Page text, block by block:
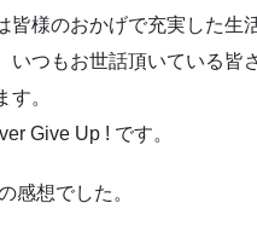
皆様のおかげで充実した生
いつもお世話頂いている
す。
Give Up ! です。
感想でした。